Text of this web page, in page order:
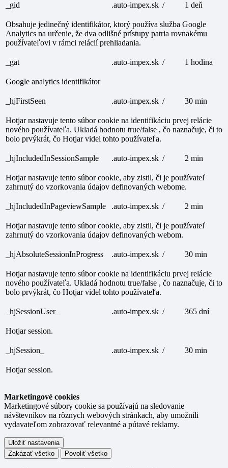
_gid .auto-impex.sk / 1 deň
Obsahuje jedinečný identifikátor, ktorý používa služba Google
Analytics na určenie, že dva odlišné prístupy patria rovnakému
používateľovi v rámci relácií prehliadania.
_gat .auto-impex.sk / 1 hodina
Google analytics identifikátor
_hjFirstSeen .auto-impex.sk / 30 min
Hotjar nastavuje tento súbor cookie na identifikáciu prvej relácie
nového používateľa. Ukladá hodnotu true/false , čo naznačuje, či to
bolo prvýkrát, čo Hotjar videl tohto používateľa.
_hjIncludedInSessionSample .auto-impex.sk / 2 min
Hotjar nastavuje tento súbor cookie, aby zistil, či je používateľ
zahrnutý do vzorkovania údajov definovaných webome.
_hjIncludedInPageviewSample .auto-impex.sk / 2 min
Hotjar nastavuje tento súbor cookie, aby zistil, či je používateľ
zahrnutý do vzorkovania údajov definovaných webom.
_hjAbsoluteSessionInProgress .auto-impex.sk / 30 min
Hotjar nastavuje tento súbor cookie na identifikáciu prvej relácie
nového používateľa. Ukladá hodnotu true/false , čo naznačuje, či to
bolo prvýkrát, čo Hotjar videl tohto používateľa.
_hjSessionUser_ .auto-impex.sk / 365 dní
Hotjar session.
_hjSession_ .auto-impex.sk / 30 min
Hotjar session.
Marketingové cookies
Marketingové súbory cookie sa používajú na sledovanie
návštevníkov na rôznych webových stránkach, aby umožnili
vydavateľom zobrazovať relevantné a pútavé reklamy.
Uložiť nastavenia
Zakázať všetko
Povoliť všetko